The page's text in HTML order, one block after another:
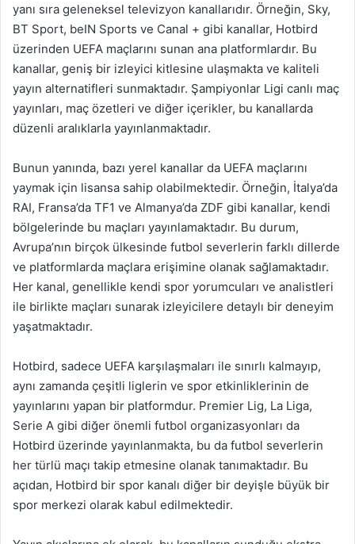
yanı sıra geleneksel televizyon kanallarıdır. Örneğin, Sky,
BT Sport, beIN Sports ve Canal + gibi kanallar, Hotbird
üzerinden UEFA maçlarını sunan ana platformlardır. Bu
kanallar, geniş bir izleyici kitlesine ulaşmakta ve kaliteli
yayın alternatifleri sunmaktadır. Şampiyonlar Ligi canlı maç
yayınları, maç özetleri ve diğer içerikler, bu kanallarda
düzenli aralıklarla yayınlanmaktadır.
Bunun yanında, bazı yerel kanallar da UEFA maçlarını
yaymak için lisansa sahip olabilmektedir. Örneğin, İtalya’da
RAI, Fransa’da TF1 ve Almanya’da ZDF gibi kanallar, kendi
bölgelerinde bu maçları yayınlamaktadır. Bu durum,
Avrupa’nın birçok ülkesinde futbol severlerin farklı dillerde
ve platformlarda maçlara erişimine olanak sağlamaktadır.
Her kanal, genellikle kendi spor yorumcuları ve analistleri
ile birlikte maçları sunarak izleyicilere detaylı bir deneyim
yaşatmaktadır.
Hotbird, sadece UEFA karşılaşmaları ile sınırlı kalmayıp,
aynı zamanda çeşitli liglerin ve spor etkinliklerinin de
yayınlarını yapan bir platformdur. Premier Lig, La Liga,
Serie A gibi diğer önemli futbol organizasyonları da
Hotbird üzerinde yayınlanmakta, bu da futbol severlerin
her türlü maçı takip etmesine olanak tanımaktadır. Bu
açıdan, Hotbird bir spor kanalı diğer bir deyişle büyük bir
spor merkezi olarak kabul edilmektedir.